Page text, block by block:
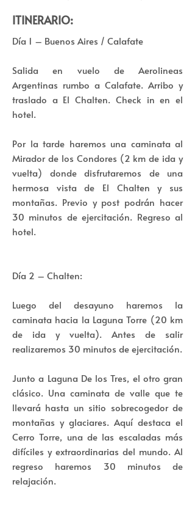
Día 1 – Buenos Aires / Calafate
Salida en vuelo de Aerolineas
Argentinas rumbo a Calafate. Arribo y
traslado a El Chalten. Check in en el
hotel.
Por la tarde haremos una caminata al
Mirador de los Condores (2 km de ida y
vuelta) donde disfrutaremos de una
hermosa vista de El Chalten y sus
montañas. Previo y post podrán hacer
30 minutos de ejercitación. Regreso al
hotel.
Día 2 – Chalten:
Luego del desayuno haremos la
caminata hacia la Laguna Torre (20 km
de ida y vuelta). Antes de salir
realizaremos 30 minutos de ejercitación.
Junto a Laguna De los Tres, el otro gran
clásico. Una caminata de valle que te
llevará hasta un sitio sobrecogedor de
montañas y glaciares. Aquí destaca el
Cerro Torre, una de las escaladas más
difíciles y extraordinarias del mundo. Al
regreso haremos 30 minutos de
relajación.
ITINERARIO: